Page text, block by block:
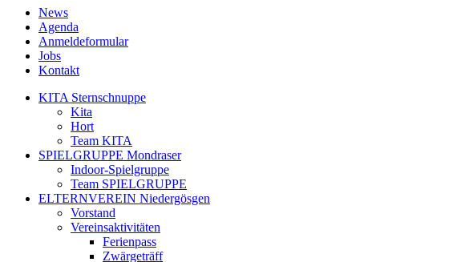
News
Agenda
Anmeldeformular
Jobs
Kontakt
KITA Sternschnuppe
Kita
Hort
Team KITA
SPIELGRUPPE Mondraser
Indoor-Spielgruppe
Team SPIELGRUPPE
ELTERNVEREIN Niedergösgen
Vorstand
Vereinsaktivitäten
Ferienpass
Zwärgeträff